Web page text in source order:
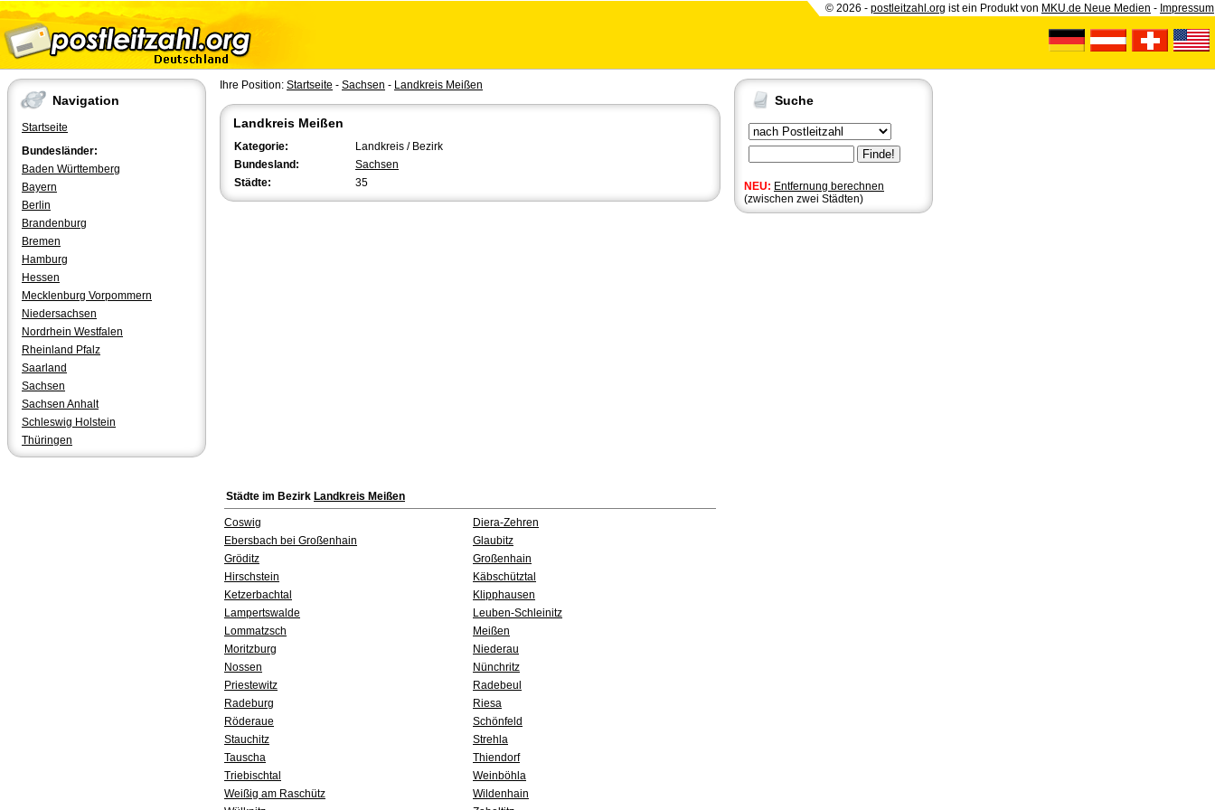
© 2026 - postleitzahl.org ist ein Produkt von MKU.de Neue Medien - Impressum
Navigation
Startseite
Bundesländer:
Baden Württemberg
Bayern
Berlin
Brandenburg
Bremen
Hamburg
Hessen
Mecklenburg Vorpommern
Niedersachsen
Nordrhein Westfalen
Rheinland Pfalz
Saarland
Sachsen
Sachsen Anhalt
Schleswig Holstein
Thüringen
Suche
NEU: Entfernung berechnen
(zwischen zwei Städten)
Ihre Position: Startseite - Sachsen - Landkreis Meißen
Landkreis Meißen
Kategorie:
Landkreis / Bezirk
Bundesland:
Sachsen
Städte:
35
Städte im Bezirk Landkreis Meißen
Coswig
Diera-Zehren
Ebersbach bei Großenhain
Glaubitz
Gröditz
Großenhain
Hirschstein
Käbschütztal
Ketzerbachtal
Klipphausen
Lampertswalde
Leuben-Schleinitz
Lommatzsch
Meißen
Moritzburg
Niederau
Nossen
Nünchritz
Priestewitz
Radebeul
Radeburg
Riesa
Röderaue
Schönfeld
Stauchitz
Strehla
Tauscha
Thiendorf
Triebischtal
Weinböhla
Weißig am Raschütz
Wildenhain